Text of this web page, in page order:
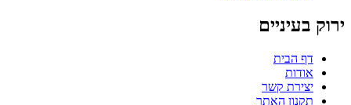
ירוק בעיניים
דף הבית
אודות
יצירת קשר
תקנון האתר